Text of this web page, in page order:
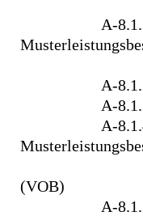
A-8.1.1
A-8.1.2
A-8.1.3
A-8.1.4
(VOB)
A-8.1.5